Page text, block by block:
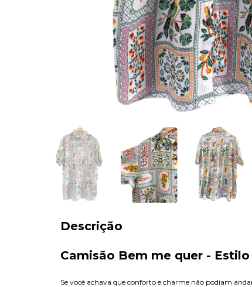
Descrição
Camisão Bem me quer -
Se você achava que conforto e charme não podiam